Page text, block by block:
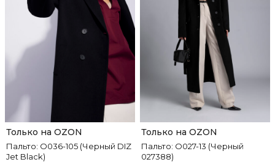
Пальто: О036-105 (Черный DIZ
Jet Black)
Только на OZON
Пальто: О027-13 (Черный
027388)
Только на OZON